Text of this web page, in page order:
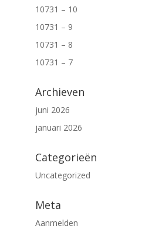
10731 – 10
10731 – 9
10731 – 8
10731 – 7
Archieven
juni 2026
januari 2026
Categorieën
Uncategorized
Meta
Aanmelden